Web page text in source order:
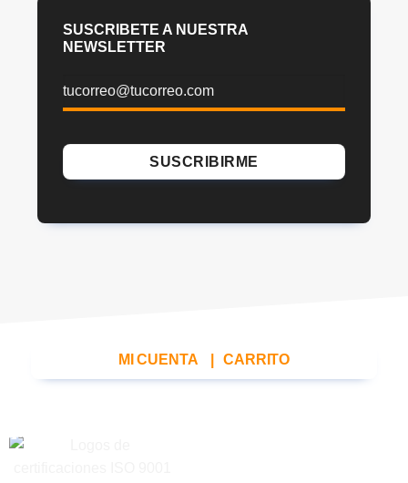
SUSCRIBETE A NUESTRA
NEWSLETTER
MI CUENTA CARRITO